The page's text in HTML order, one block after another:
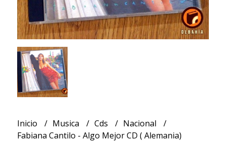
Inicio Musica Cds
Nacional
Fabiana Cantilo - Algo Mejor CD ( Alemania)